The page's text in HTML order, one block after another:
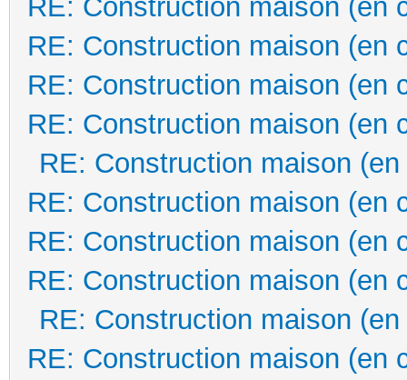
RE: Construction maison (en
RE: Construction maison (en
RE: Construction maison (en
RE: Construction maison (en
RE: Construction maison
RE: Construction maison (en
RE: Construction maison (en
RE: Construction maison (en
RE: Construction maison
RE: Construction maison (en